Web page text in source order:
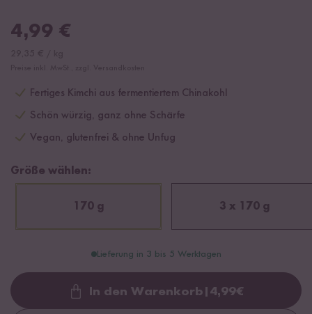
4,99 €
Fertiges Kimchi aus fermentiertem Chinakohl
Schön würzig, ganz ohne Schärfe
Vegan, glutenfrei & ohne Unfug
Größe wählen:
170 g 3 x 170 g
Lieferung in 3 bis 5 Werktagen
Loading...
In den Warenkorb 4,99€